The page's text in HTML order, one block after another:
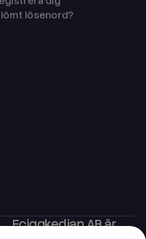
lösenord?
Eciggkedjan AB är